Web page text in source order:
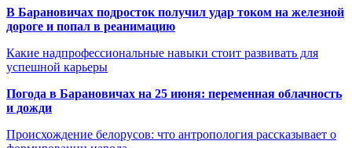
В Барановичах подросток получил удар током на железной
дороге и попал в реанимацию
Какие надпрофессиональные навыки стоит развивать для
успешной карьеры
Погода в Барановичах на 25 июня: переменная облачность
и дожди
Происхождение белорусов: что антропология рассказывает о